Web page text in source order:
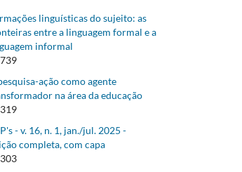
linguísticas do sujeito: as
entre a linguagem formal e a
informal
ação como agente
na área da educação
- v. 16, n. 1, jan./jul. 2025 -
completa, com capa